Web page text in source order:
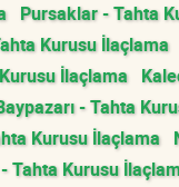
Pursaklar - Tahta
Kurusu İlaçlama
İlaçlama
- Tahta
Kurusu İlaçlama
Tahta Kurusu